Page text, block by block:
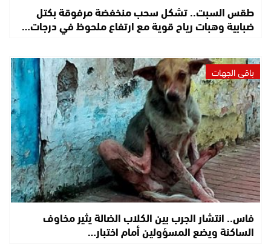
طقس السبت.. تشكل سحب منخفضة مرفوقة بكتل
ضبابية وهبات رياح قوية مع ارتفاع ملحوظ في درجات…
باقي الجهات
فاس.. انتشار الجرب بين الكلاب الضالة يثير مخاوف
الساكنة ويضع المسؤولين أمام اختبار…